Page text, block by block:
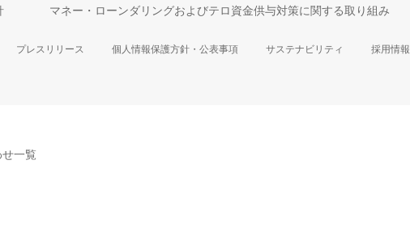
マネー・ローンダリングおよびテロ資金供与対策に関する取り組み
プレスリリース 個人情報保護方針・公表事項 サステナビリティ 採用情報
一覧